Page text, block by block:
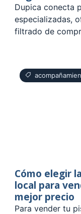
Dupica conecta
especializadas,
filtrado de
Cómo elegir
local para
mejor precio
Para vender tu